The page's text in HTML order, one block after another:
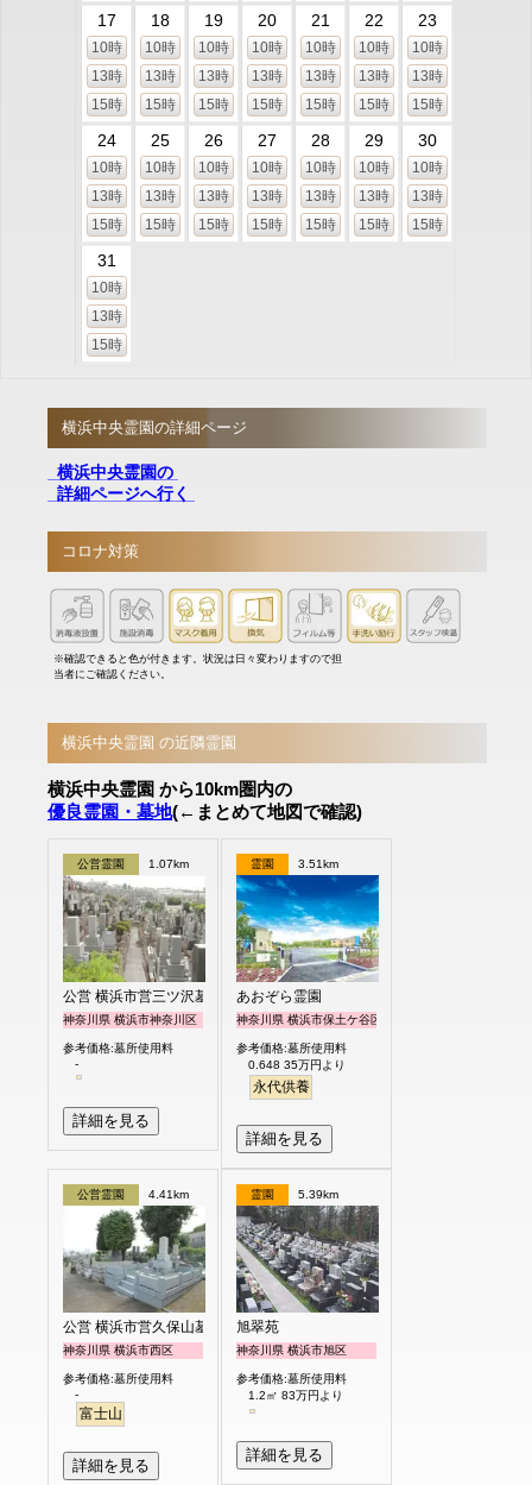
17
10時
13時
15時
18
10時
13時
15時
19
10時
13時
15時
20
10時
13時
15時
21
10時
13時
15時
22
10時
13時
15時
23
10時
13時
15時
24
10時
13時
15時
25
10時
13時
15時
26
10時
13時
15時
27
10時
13時
15時
28
10時
13時
15時
29
10時
13時
15時
30
10時
13時
15時
31
10時
13時
15時
横浜中央霊園の詳細ページ
横浜中央霊園の
詳細ページへ行く
コロナ対策
※確認できると色が付きます。状況は日々変わりますので担
当者にご確認ください。
横浜中央霊園 の近隣霊園
横浜中央霊園 から10km圏内の
優良霊園・墓地(←まとめて地図で確認)
公営霊園 1.07km
公営 横浜市営三ツ沢墓地
神奈川県 横浜市神奈川区
参考価格:墓所使用料
-
詳細を見る
霊園 3.51km
あおぞら霊園
神奈川県 横浜市保土ケ谷区
参考価格:墓所使用料
0.648 35万円より
永代供養
詳細を見る
公営霊園 4.41km
公営 横浜市営久保山墓地
神奈川県 横浜市西区
参考価格:墓所使用料
-
富士山
詳細を見る
霊園 5.39km
旭翠苑
神奈川県 横浜市旭区
参考価格:墓所使用料
1.2㎡ 83万円より
詳細を見る